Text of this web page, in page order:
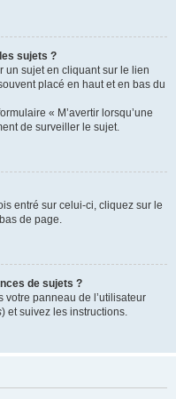
sujets ?
un sujet en cliquant sur le lien
placé en haut et en bas du
« M’avertir lorsqu’une
de surveiller le sujet.
entré sur celui-ci, cliquez sur le
de page.
de sujets ?
votre panneau de l’utilisateur
) et suivez les instructions.